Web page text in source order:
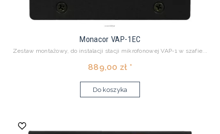
Monacor VAP-1EC
Zestaw montażowy, do instalacji stacji mikrofonowej VAP-1 w szafie...
889,00 zł *
Do koszyka